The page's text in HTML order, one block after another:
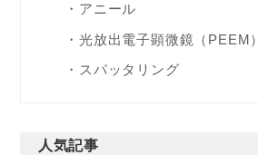
アニール
光放出電子顕微鏡（PEEM）
スパッタリング
人気記事